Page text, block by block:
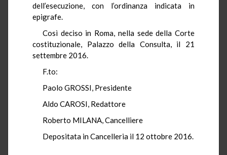
dell’esecuzione, con l’ordinanza indicata in
epigrafe.
Così deciso in Roma, nella sede della Corte
costituzionale, Palazzo della Consulta, il 21
settembre 2016.
F.to:
Paolo GROSSI, Presidente
Aldo CAROSI, Redattore
Roberto MILANA, Cancelliere
Depositata in Cancelleria il 12 ottobre 2016.